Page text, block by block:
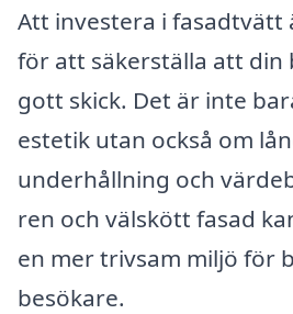
Att investera i fasadtvätt
för att säkerställa att din
gott skick. Det är inte
estetik utan också om
underhållning och
ren och välskött fasad
en mer trivsam miljö för
besökare.